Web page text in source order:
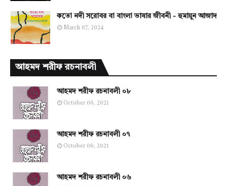
কতো নদী সরোবর বা বাংলা ভাষার জীবনী - হুমায়ুন আজাদ
March 07, 2024
আহমদ শরীফ রচনাবলী
আহমদ শরীফ রচনাবলী ০৮
October 06, 2021
আহমদ শরীফ রচনাবলী ০৭
October 06, 2021
আহমদ শরীফ রচনাবলী ০৬